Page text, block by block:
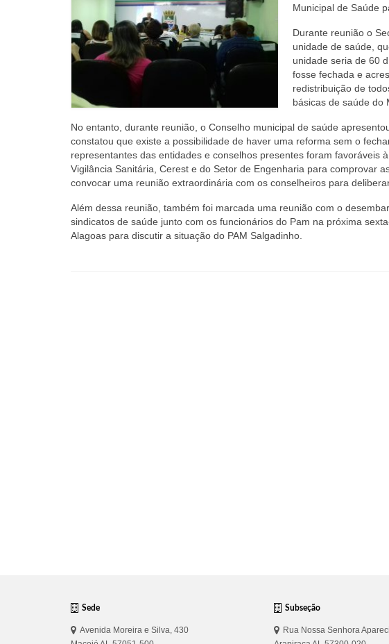
Municipal de Saúde
Durante reunião o
unidade de saúde,
unidade seria de 60
fosse fechada e
redistribuição de
básicas de saúde do
No entanto, durante reunião, o Conselho municipal de saúde
constatou que existe a possibilidade de haver uma reforma sem o
representantes das entidades e conselhos presentes foram favoráveis
Vigilância Sanitária, Cerest e do Setor de Engenharia para comprovar
convocar uma reunião extraordinária com os conselheiros para
Além dessa reunião, também foi marcada uma reunião com o
sindicatos de saúde junto com os funcionários do Pam na próxima
Alagoas para discutir a situação do PAM Salgadinho.
Sede
Avenida Moreira e Silva, 430
Subseção
Rua Nossa Senhora